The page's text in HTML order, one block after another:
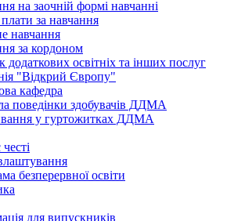
на заочній формі навчанні
за навчання
навчання
за кордоном
додаткових освітніх та інших послуг
"Відкрий Європу"
кафедра
поведінки здобувачів ДДМА
у гуртожитках ДДМА
безперервної освіти
для випускників